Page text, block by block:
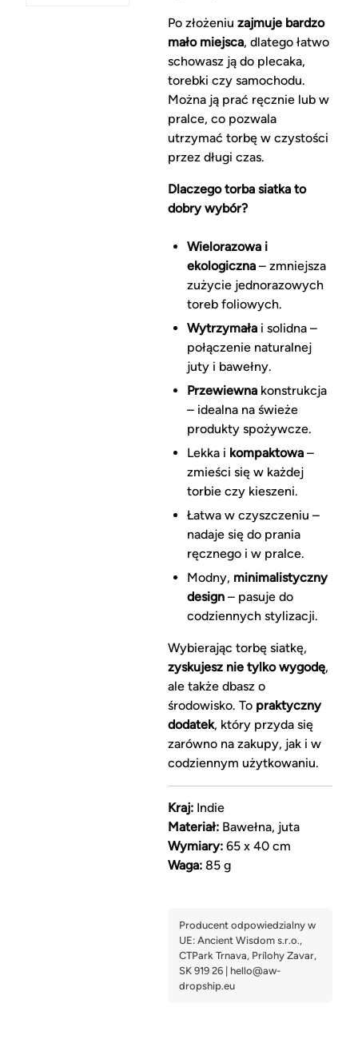
Po złożeniu zajmuje bardzo
mało miejsca, dlatego łatwo
schowasz ją do plecaka,
torebki czy samochodu.
Można ją prać ręcznie lub w
pralce, co pozwala
utrzymać torbę w czystości
przez długi czas.
Dlaczego torba siatka to
dobry wybór?
Wielorazowa i
ekologiczna– zmniejsza
zużycie jednorazowych
toreb foliowych.
Wytrzymałai solidna –
połączenie naturalnej
juty i bawełny.
Przewiewnakonstrukcja
– idealna na świeże
produkty spożywcze.
Lekka i kompaktowa–
zmieści się w każdej
torbie czy kieszeni.
Łatwa w czyszczeniu –
nadaje się do prania
ręcznego i w pralce.
Modny, minimalistyczny
design– pasuje do
codziennych stylizacji.
Wybierając torbę siatkę,
zyskujesz nie tylko wygodę,
ale także dbasz o
środowisko. To praktyczny
dodatek, który przyda się
zarówno na zakupy, jak i w
codziennym użytkowaniu.
Kraj:Indie
Materiał:Bawełna, juta
Wymiary:65 x 40 cm
Waga:85 g